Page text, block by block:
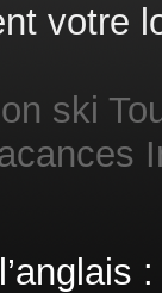
votre
ski